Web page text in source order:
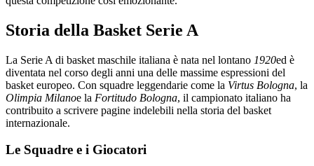
Storia della Basket Serie A
La Serie A di basket maschile italiana è nata nel lontano 1920ed è
diventata nel corso degli anni una delle massime espressioni del
basket europeo. Con squadre leggendarie come la Virtus Bologna, la
Olimpia Milanoe la Fortitudo Bologna, il campionato italiano ha
contribuito a scrivere pagine indelebili nella storia del basket
internazionale.
Le Squadre e i Giocatori